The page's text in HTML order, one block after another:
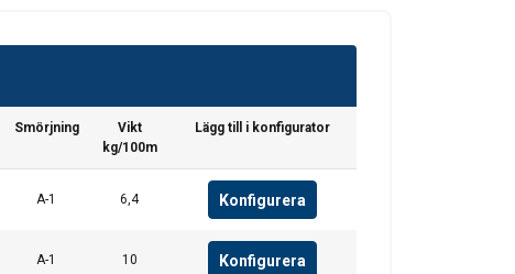
Smörjning
Vikt
kg/100m
Lägg till i konfigurator
A-1 6,4 Konfigurera
A-1 10 Konfigurera
som kan
har samlat in från din
Oklassificerade